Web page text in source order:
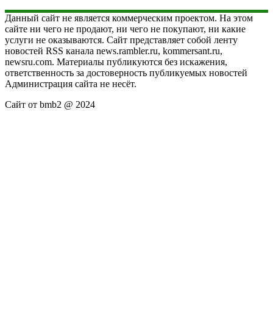
Данный сайт не является коммерческим проектом. На этом
сайте ни чего не продают, ни чего не покупают, ни какие
услуги не оказываются. Сайт представляет собой ленту
новостей RSS канала news.rambler.ru, kommersant.ru,
newsru.com. Материалы публикуются без искажения,
ответственность за достоверность публикуемых новостей
Администрация сайта не несёт.
Сайт от bmb2 @ 2024